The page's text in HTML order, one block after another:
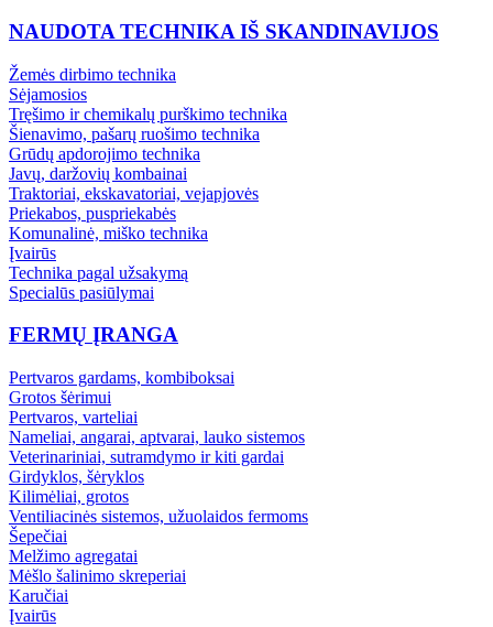
NAUDOTA TECHNIKA IŠ SKANDINAVIJOS
Žemės dirbimo technika
Sėjamosios
Tręšimo ir chemikalų purškimo technika
Šienavimo, pašarų ruošimo technika
Grūdų apdorojimo technika
Javų, daržovių kombainai
Traktoriai, ekskavatoriai, vejapjovės
Priekabos, puspriekabės
Komunalinė, miško technika
Įvairūs
Technika pagal užsakymą
Specialūs pasiūlymai
FERMŲ ĮRANGA
Pertvaros gardams, kombiboksai
Grotos šėrimui
Pertvaros, varteliai
Nameliai, angarai, aptvarai, lauko sistemos
Veterinariniai, sutramdymo ir kiti gardai
Girdyklos, šėryklos
Kilimėliai, grotos
Ventiliacinės sistemos, užuolaidos fermoms
Šepečiai
Melžimo agregatai
Mėšlo šalinimo skreperiai
Karučiai
Įvairūs